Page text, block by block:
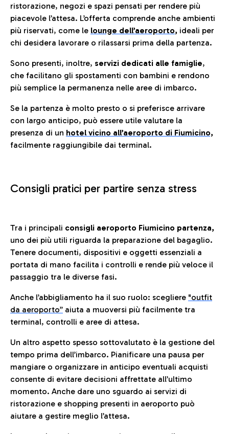
ristorazione, negozi e spazi pensati per rendere più
piacevole l’attesa. L’offerta comprende anche ambienti
più riservati, come le lounge dell’aeroporto, ideali per
chi desidera lavorare o rilassarsi prima della partenza.
Sono presenti, inoltre, servizi dedicati alle famiglie,
che facilitano gli spostamenti con bambini e rendono
più semplice la permanenza nelle aree di imbarco.
Se la partenza è molto presto o si preferisce arrivare
con largo anticipo, può essere utile valutare la
presenza di un hotel vicino all’aeroporto di Fiumicino,
facilmente raggiungibile dai terminal.
Consigli pratici per partire senza stress
Tra i principali consigli aeroporto Fiumicino partenza,
uno dei più utili riguarda la preparazione del bagaglio.
Tenere documenti, dispositivi e oggetti essenziali a
portata di mano facilita i controlli e rende più veloce il
passaggio tra le diverse fasi.
Anche l’abbigliamento ha il suo ruolo: scegliere "outfit
da aeroporto” aiuta a muoversi più facilmente tra
terminal, controlli e aree di attesa.
Un altro aspetto spesso sottovalutato è la gestione del
tempo prima dell’imbarco. Pianificare una pausa per
mangiare o organizzare in anticipo eventuali acquisti
consente di evitare decisioni affrettate all’ultimo
momento. Anche dare uno sguardo ai servizi di
ristorazione e shopping presenti in aeroporto può
aiutare a gestire meglio l’attesa.